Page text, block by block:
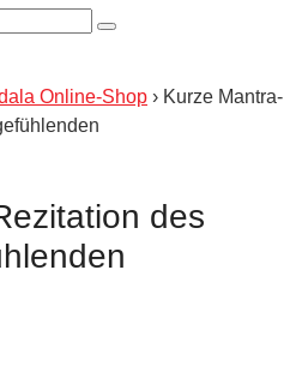
Online-Shop › Kurze Mantra-
des